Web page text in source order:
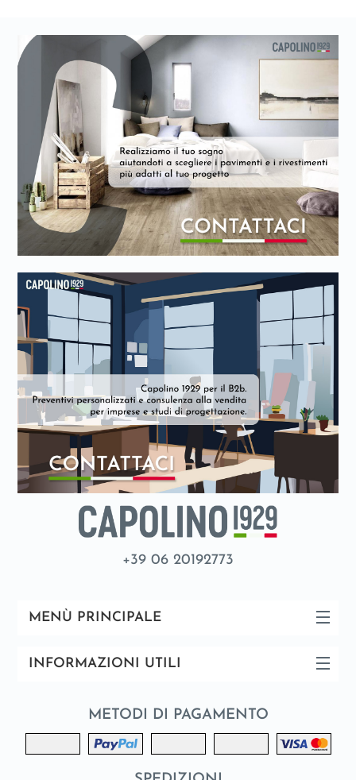
+39 06 20192773
MENÙ PRINCIPALE
INFORMAZIONI UTILI
METODI DI PAGAMENTO